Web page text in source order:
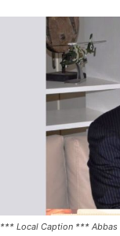
*** Local Caption *** Abbas